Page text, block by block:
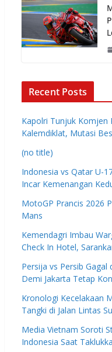
Recent Posts
Kapolri Tunjuk Komjen
Kalemdiklat, Mutasi
(no title)
Indonesia vs Qatar U-
Incar Kemenangan
MotoGP Prancis 2026
Mans
Kemendagri Imbau
Check In Hotel,
Persija vs Persib
Demi Jakarta Tetap
Kronologi Kecelakaan
Tangki di Jalan Lintas
Media Vietnam Soroti
Indonesia Saat